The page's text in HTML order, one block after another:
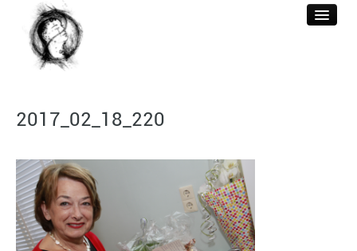
ACUPUNCTUUR
REFERENTIES
BERICHTEN
CONTACT & TARIEF
2017_02_18_220